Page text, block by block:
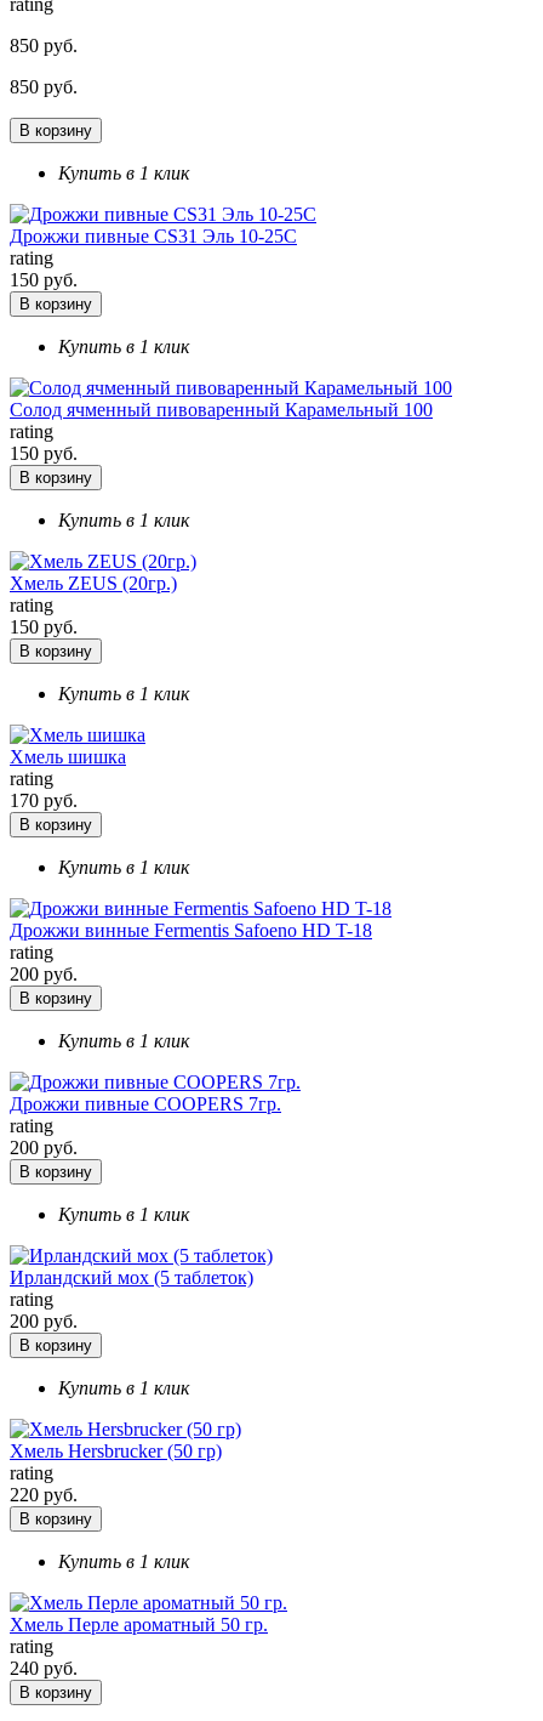
850 руб.
850 руб.
В корзину
Купить в 1 клик
Дрожжи пивные CS31 Эль 10-25С
rating
150 руб.
В корзину
Купить в 1 клик
Солод ячменный пивоваренный Карамельный 100
rating
150 руб.
В корзину
Купить в 1 клик
Хмель ZEUS (20гр.)
rating
150 руб.
В корзину
Купить в 1 клик
Хмель шишка
rating
170 руб.
В корзину
Купить в 1 клик
Дрожжи винные Fermentis Safoeno HD T-18
rating
200 руб.
В корзину
Купить в 1 клик
Дрожжи пивные COOPERS 7гр.
rating
200 руб.
В корзину
Купить в 1 клик
Ирландский мох (5 таблеток)
rating
200 руб.
В корзину
Купить в 1 клик
Хмель Hersbrucker (50 гр)
rating
220 руб.
В корзину
Купить в 1 клик
Хмель Перле ароматный 50 гр.
rating
240 руб.
В корзину